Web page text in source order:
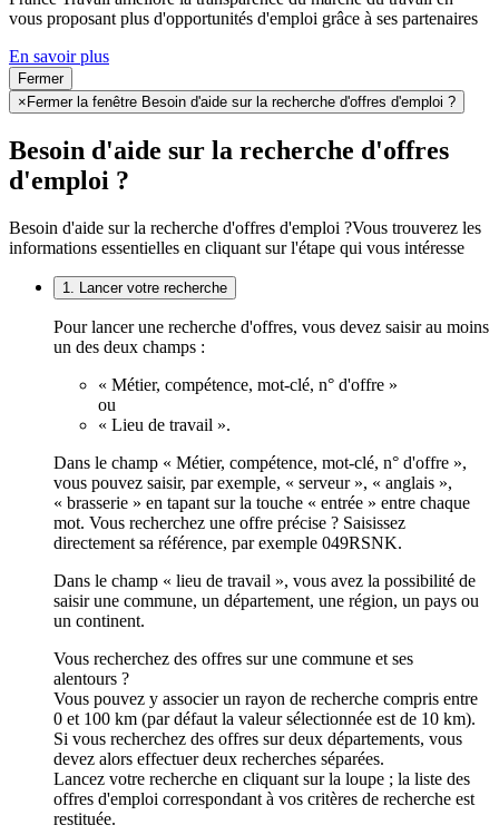
vous proposant plus d'opportunités d'emploi grâce à ses partenaires
En savoir plus
Fermer
× Fermer la fenêtre Besoin d'aide sur la recherche d'offres d'emploi ?
Besoin d'aide sur la recherche d'offres
d'emploi ?
Besoin d'aide sur la recherche d'offres d'emploi ?Vous trouverez les
informations essentielles en cliquant sur l'étape qui vous intéresse
1. Lancer votre recherche
Pour lancer une recherche d'offres, vous devez saisir au moins
un des deux champs :
« Métier, compétence, mot-clé, n° d'offre »
ou
« Lieu de travail ».
Dans le champ « Métier, compétence, mot-clé, n° d'offre »,
vous pouvez saisir, par exemple, « serveur », « anglais »,
« brasserie » en tapant sur la touche « entrée » entre chaque
mot. Vous recherchez une offre précise ? Saisissez
directement sa référence, par exemple 049RSNK.
Dans le champ « lieu de travail », vous avez la possibilité de
saisir une commune, un département, une région, un pays ou
un continent.
Vous recherchez des offres sur une commune et ses
alentours ?
Vous pouvez y associer un rayon de recherche compris entre
0 et 100 km (par défaut la valeur sélectionnée est de 10 km).
Si vous recherchez des offres sur deux départements, vous
devez alors effectuer deux recherches séparées.
Lancez votre recherche en cliquant sur la loupe ; la liste des
offres d'emploi correspondant à vos critères de recherche est
restituée.